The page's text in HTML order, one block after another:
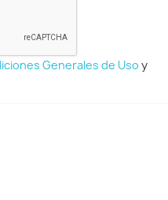
Generales de Uso y